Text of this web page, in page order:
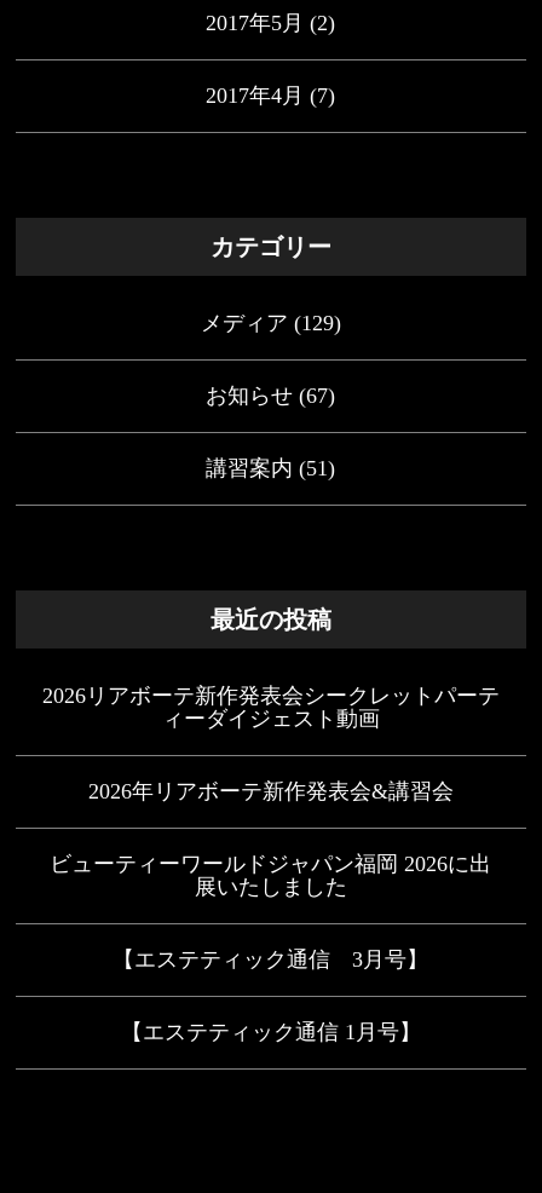
2017年5月 (2)
2017年4月 (7)
カテゴリー
メディア (129)
お知らせ (67)
講習案内 (51)
最近の投稿
2026リアボーテ新作発表会シークレットパーテ
ィーダイジェスト動画
2026年リアボーテ新作発表会&講習会
ビューティーワールドジャパン福岡 2026に出
展いたしました
【エステティック通信 3月号】
【エステティック通信 1月号】